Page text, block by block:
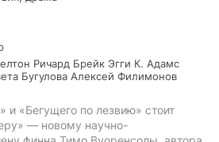
Ричард Брейк Эгги К. Адамс
Бугулова Алексей Филимонов
и «Бегущего по лезвию» стоит
— новому научно-